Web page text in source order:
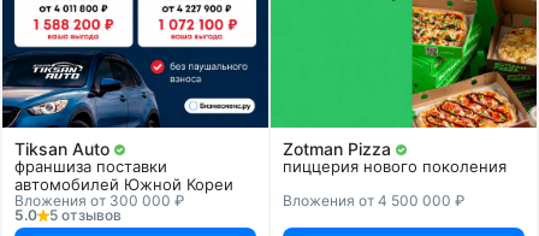
Tiksan Auto
франшиза поставки
автомобилей Южной Кореи
Вложения от 300 000 ₽
5.0
5 отзывов
Zotman Pizza
пиццерия нового поколения
Вложения от 4 500 000 ₽